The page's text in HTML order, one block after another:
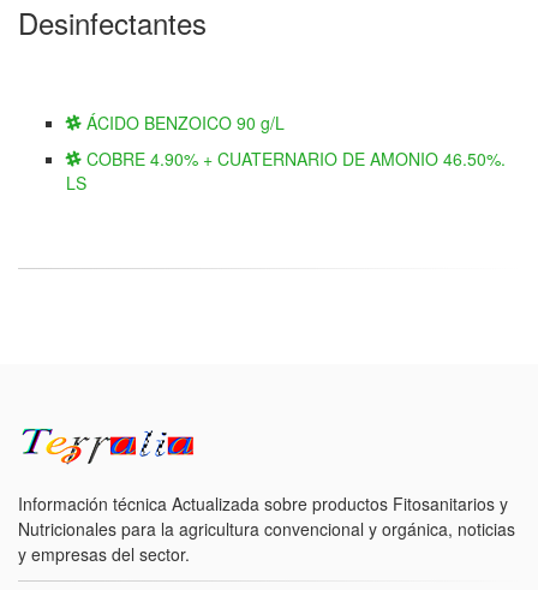
Desinfectantes
ÁCIDO BENZOICO 90 g/L
COBRE 4.90% + CUATERNARIO DE AMONIO 46.50%.
LS
Información técnica Actualizada sobre productos Fitosanitarios y
Nutricionales para la agricultura convencional y orgánica, noticias
y empresas del sector.